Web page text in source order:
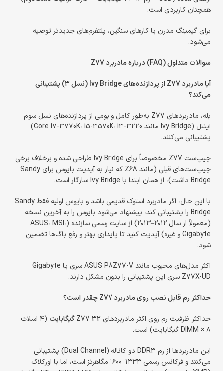
همچنان کاربردی است.
برای گیمینگ مدرن یا کارهای سنگین، پلتفرم‌های جدیدتر توصیه
می‌شود.
سوالات متداول (FAQ) درباره مادربرد Z77
آیا مادربرد Z77 از پردازنده‌های Ivy Bridge (نسل ۳) پشتیبانی
می‌کند؟
بله، مادربردهای Z77 به‌طور کامل و بومی از پردازنده‌های نسل سوم
اینتل (Ivy Bridge مانند Core i7-3770K، i5-3570K، i3-3220)
پشتیبانی می‌کنند.
چیپ‌ست Z77 مخصوصاً برای Ivy Bridge طراحی شده و برخلاف برخی
چیپ‌ست‌های قبلی (مانند Z68 که نیاز به آپدیت بایوس برای Sandy
Bridge داشت)، از همان ابتدا با Ivy Bridge سازگار است.
با این حال، اگر مادربرد استوک قدیمی باشد و بایوس اولیه فقط Sandy
Bridge را پشتیبانی کند، پیشنهاد می‌شود بایوس را به آخرین نسخه
(معمولاً از سال ۲۰۱۲–۲۰۱۳) از سایت رسمی سازنده (ASUS، MSI،
Gigabyte و غیره) آپدیت کنید تا پایداری بهتر و رفع باگ‌ها تضمین
شود.
اکثر مدل‌های محبوب مانند ASUS P8Z77-V سری یا Gigabyte
Z77X-UD سری این پشتیبانی را بدون مشکل دارند.
حداکثر رم قابل نصب روی مادربرد Z77 چقدر است؟
حداکثر ظرفیت رم روی اکثر مادربردهای Z77 ۳۲ گیگابایت
(۴ اسلات
DIMM × ۸ گیگابایت) است.
این مادربردها از رم DDR3 دو کاناله (Dual Channel) پشتیبانی
می‌کنند و فرکانس رسمی ۱۳۳۳–۱۶۰۰ مگاهرتز است، اما با اورکلاک